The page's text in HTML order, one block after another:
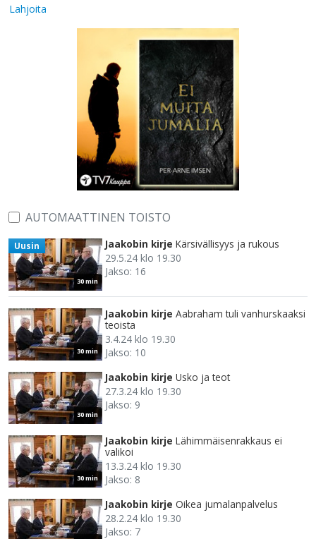
Lahjoita
AUTOMAATTINEN TOISTO
30 min
Uusin Jaakobin kirje Kärsivällisyys ja rukous
29.5.24 klo 19.30
Jakso: 16
30 min
Jaakobin kirje Aabraham tuli vanhurskaaksi
teoista
3.4.24 klo 19.30
Jakso: 10
30 min
Jaakobin kirje Usko ja teot
27.3.24 klo 19.30
Jakso: 9
30 min
Jaakobin kirje Lähimmäisenrakkaus ei
valikoi
13.3.24 klo 19.30
Jakso: 8
Jaakobin kirje Oikea jumalanpalvelus
28.2.24 klo 19.30
Jakso: 7